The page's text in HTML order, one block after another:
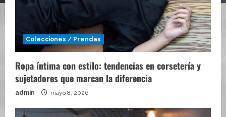
Colecciones / Prendas
Ropa íntima con estilo: tendencias en corsetería y
sujetadores que marcan la diferencia
admin mayo 8, 2026